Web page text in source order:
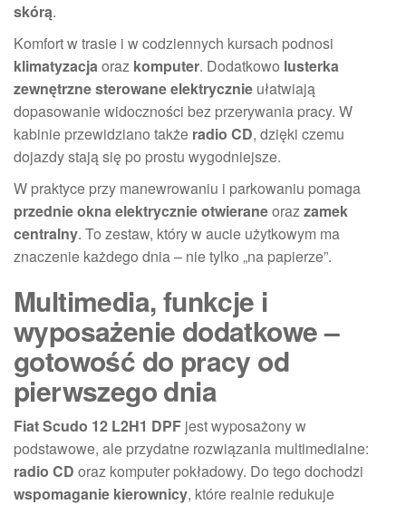
skórą.
Komfort w trasie i w codziennych kursach podnosi
klimatyzacjaoraz komputer. Dodatkowo lusterka
zewnętrzne sterowane elektrycznie ułatwiają
dopasowanie widoczności bez przerywania pracy. W
kabinie przewidziano także radio CD, dzięki czemu
dojazdy stają się po prostu wygodniejsze.
W praktyce przy manewrowaniu i parkowaniu pomaga
przednie okna elektrycznie otwieraneorazzamek
centralny. To zestaw, który w aucie użytkowym ma
znaczenie każdego dnia – nie tylko „na papierze”.
Multimedia, funkcje i
wyposażenie dodatkowe –
gotowość do pracy od
pierwszego dnia
Fiat Scudo 12 L2H1 DPF jest wyposażony w
podstawowe, ale przydatne rozwiązania multimedialne:
radio CD oraz komputer pokładowy. Do tego dochodzi
wspomaganie kierownicy, które realnie redukuje